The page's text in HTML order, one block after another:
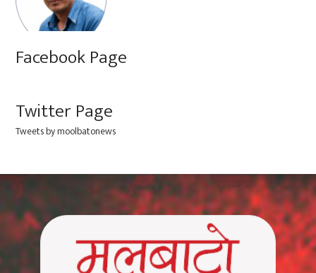
Facebook Page
Twitter Page
Tweets by moolbatonews